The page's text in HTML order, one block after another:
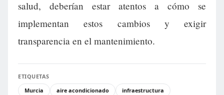
salud, deberían estar atentos a cómo se
implementan estos cambios y exigir
transparencia en el mantenimiento.
ETIQUETAS
Murcia
aire acondicionado
infraestructura